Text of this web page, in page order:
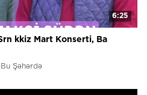
6:25
kkiz Mart Konserti, Ba
Bu Şəhərdə